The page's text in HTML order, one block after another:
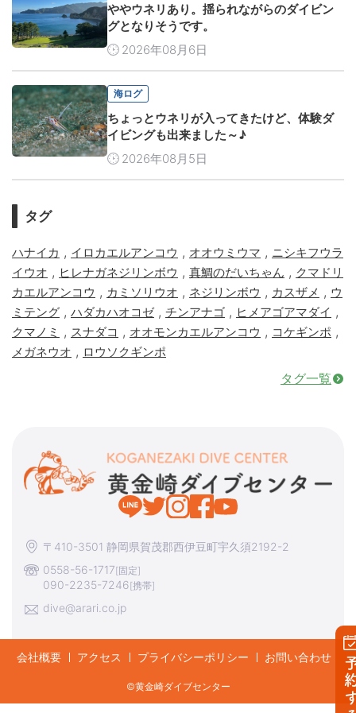
予
ややウネリあり。揺られながらのダイビン
グとなりそうです。
2026年08月6日
海ログ
ちょっとウネリが入ってきたけど、体験ダ
イビングも出来ました～♪
2026年08月5日
タグ
ハナイカ , イロカエルアンコウ , オオウミウマ , ニシキフウラ
イウオ , ヒレナガネジリンボウ , 真鯛のだいちゃん , クマドリ
カエルアンコウ , カミソリウオ , ネジリンボウ , カスザメ , ウ
ミテング , ハダカハオコゼ, チンアナゴ , ヒメアゴアマダイ ,
クマノミ , スナダコ , オオモンカエルアンコウ , コケギンポ ,
メガネウオ , ロウソクギンポ
タグ一覧
〒410-3501 静岡県賀茂郡西伊豆町宇久須2192-2
0558-56-1717[固定]
090-2235-7246[携帯]
dive@arari.co.jp
会社概要 アクセス プライバシーポリシー お問い合わせ
©︎黄金崎ダイブセンター